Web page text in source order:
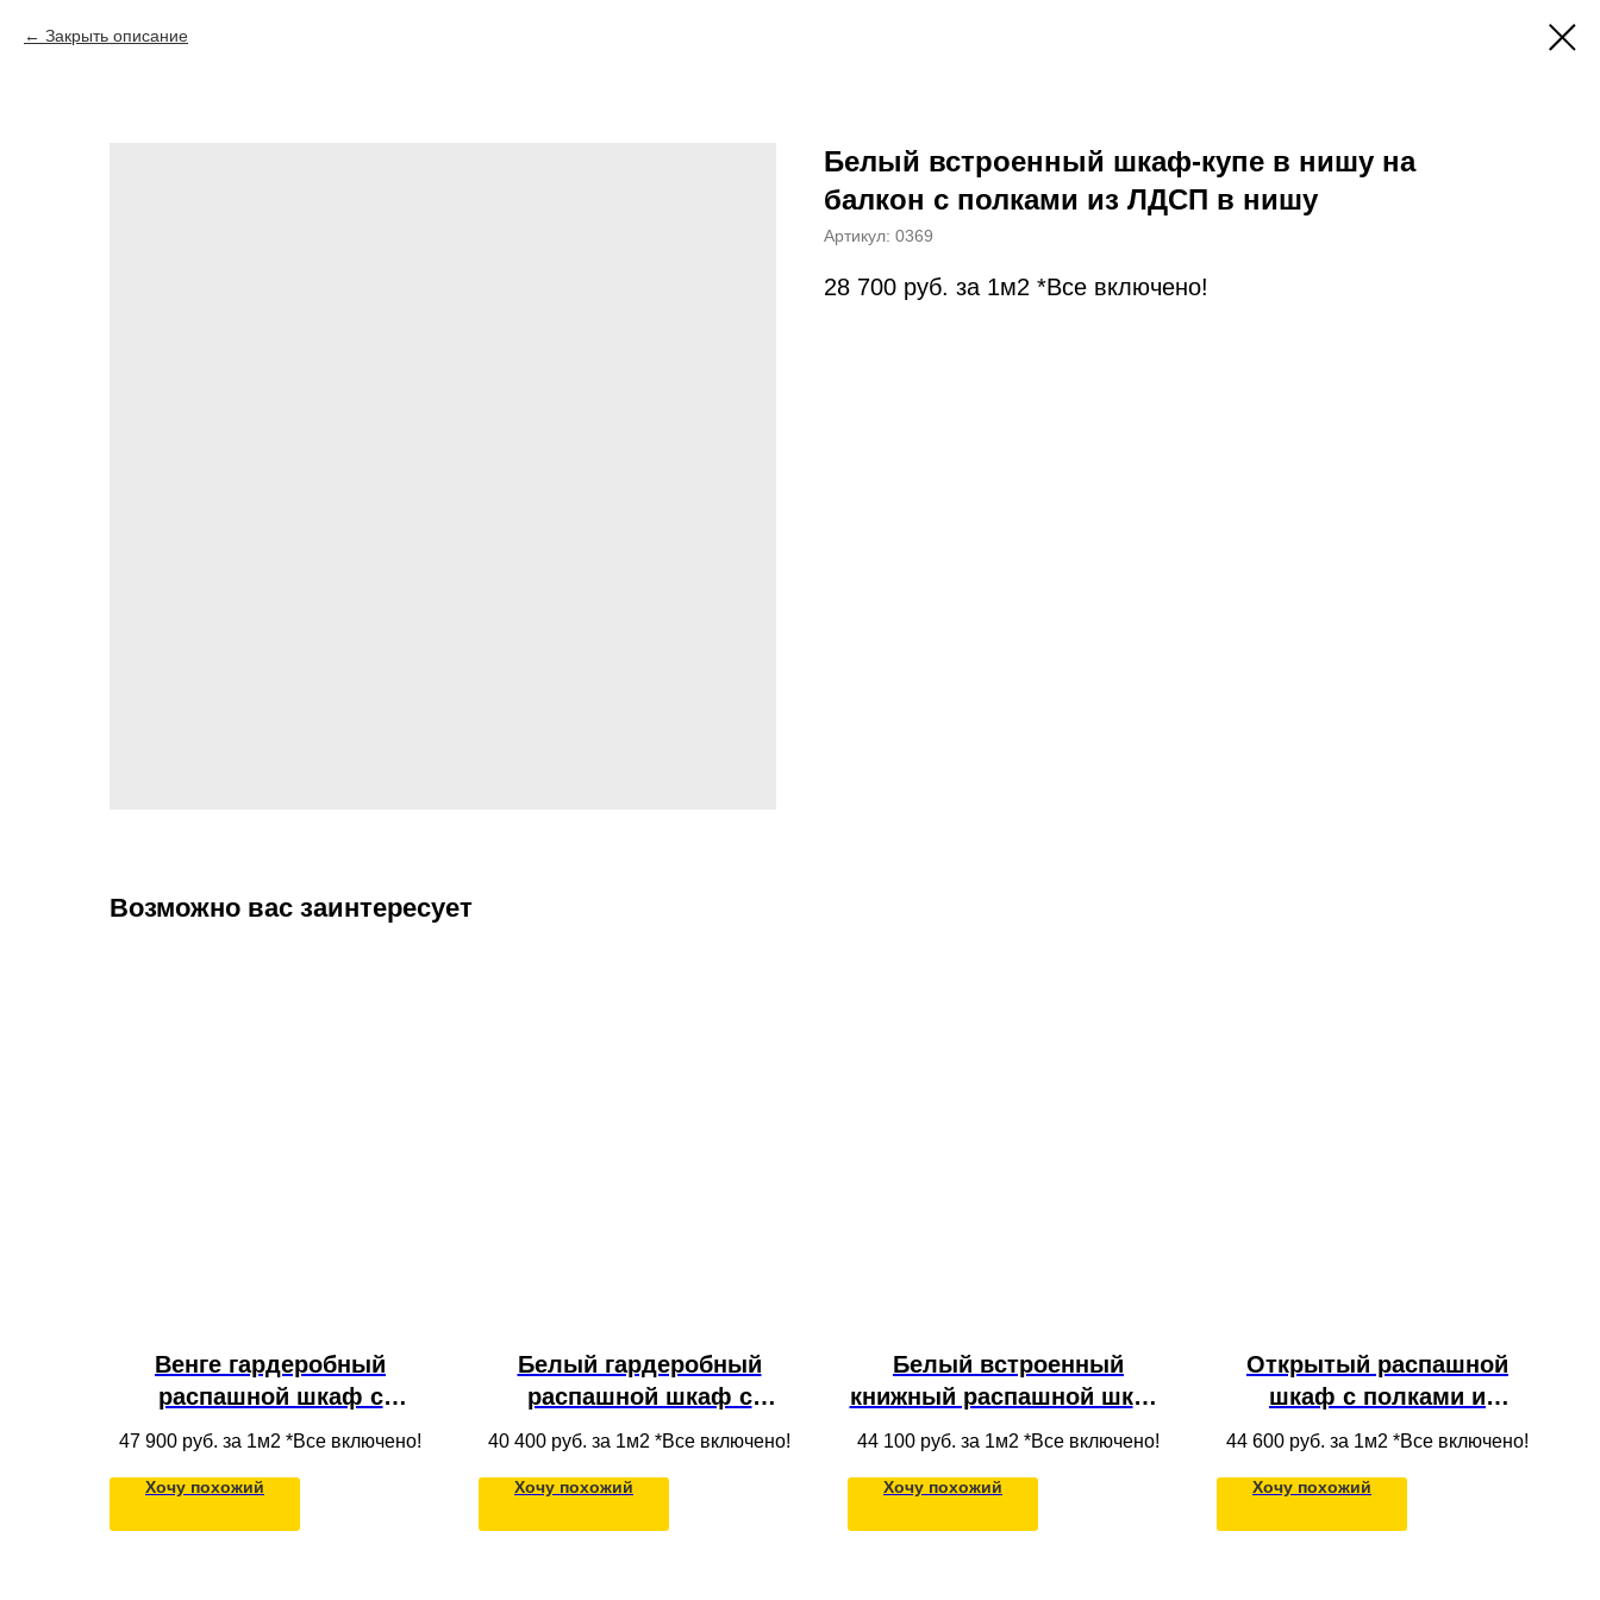
Закрыть описание
Белый встроенный шкаф-купе в нишу на
балкон с полками из ЛДСП в нишу
Артикул: 0369
28 700 руб. за 1м2 *Все включено!
Возможно вас заинтересует
Венге гардеробный
распашной шкаф с
антресолью и полками из
прихожую для одежды в
нишу под потолок
47 900 руб. за 1м2 *Все включено!
Хочу похожий
Белый гардеробный
распашной шкаф с
антресолью, полками и
МДФ под потолок
40 400 руб. за 1м2 *Все включено!
Хочу похожий
Белый встроенный
книжный распашной шкаф
со стеклом для гостиной
44 100 руб. за 1м2 *Все включено!
Хочу похожий
Открытый распашной
шкаф с полками и
ящиками из ЛДСП в
44 600 руб. за 1м2 *Все включено!
Хочу похожий